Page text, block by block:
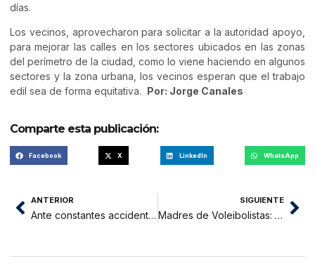
días.
Los vecinos, aprovecharon para solicitar a la autoridad apoyo,
para mejorar las calles en los sectores ubicados en las zonas
del perímetro de la ciudad, como lo viene haciendo en algunos
sectores y la zona urbana, los vecinos esperan que el trabajo
edil sea de forma equitativa. Por: Jorge Canales
Comparte esta publicación:
Facebook X LinkedIn WhatsApp
ANTERIOR
Ante constantes accidentes de tránsito exigen reductores de velocidad
SIGUIENTE
Madres de Voleibolistas: “Vamos a seguir tocando puertas porque en esta ocasión solo juntaron 1900 soles”